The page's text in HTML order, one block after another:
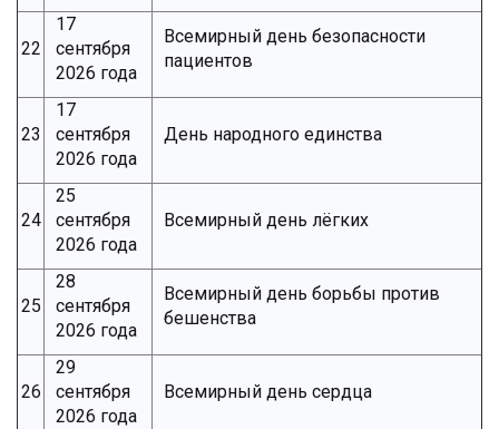
22
17
сентября
2026 года
Всемирный день безопасности
пациентов
23
17
сентября
2026 года
День народного единства
24
25
сентября
2026 года
Всемирный день лёгких
25
28
сентября
2026 года
Всемирный день борьбы против
бешенства
26
29
сентября
2026 года
Всемирный день сердца